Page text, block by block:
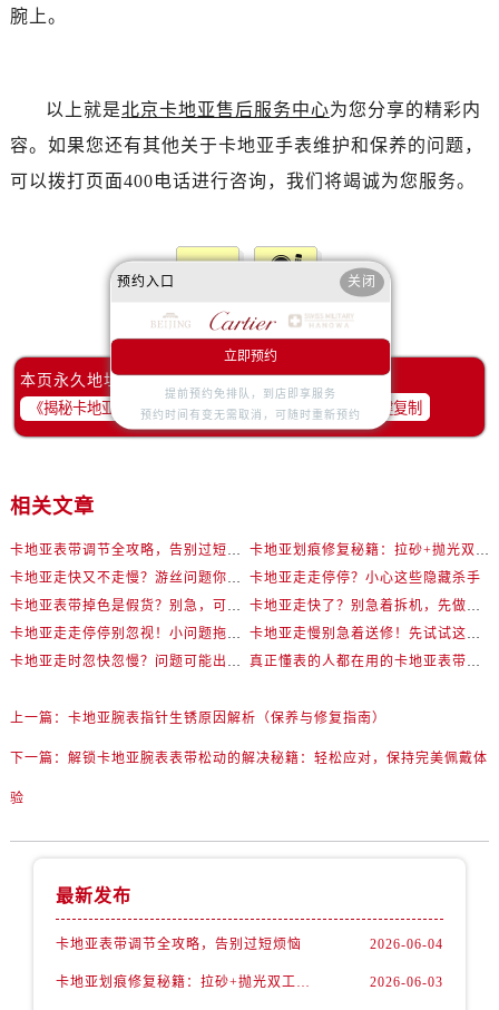
腕上。
以上就是北京卡地亚售后服务中心为您分享的精彩内
容。如果您还有其他关于卡地亚手表维护和保养的问题，
可以拨打页面400电话进行咨询，我们将竭诚为您服务。
本页永久地址：
一键复制
相关文章
卡地亚表带调节全攻略，告别过短烦恼
卡地亚划痕修复秘籍：拉砂+抛光双工艺还原如新
卡地亚走快又不走慢？游丝问题你了解多少？
卡地亚走走停停？小心这些隐藏杀手
卡地亚表带掉色是假货？别急，可能是这些日常习惯惹的祸
卡地亚走快了？别急着拆机，先做这一步
卡地亚走走停停别忽视！小问题拖成大修很烧钱
卡地亚走慢别急着送修！先试试这些方法
卡地亚走时忽快忽慢？问题可能出在你睡觉时！
真正懂表的人都在用的卡地亚表带调节技巧
上一篇： 卡地亚腕表指针生锈原因解析（保养与修复指南）
下一篇： 解锁卡地亚腕表表带松动的解决秘籍：轻松应对，保持完美佩戴体
验
最新发布
卡地亚表带调节全攻略，告别过短烦恼 2026-06-04
卡地亚划痕修复秘籍：拉砂+抛光双工艺还原如新 2026-06-03
预约入口 关闭
立即预约
提前预约免排队，到店即享服务
预约时间有变无需取消，可随时重新预约